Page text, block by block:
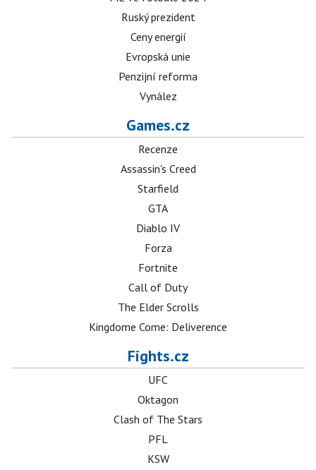
Ruský prezident
Ceny energií
Evropská unie
Penzijní reforma
Vynález
Games.cz
Recenze
Assassin's Creed
Starfield
GTA
Diablo IV
Forza
Fortnite
Call of Duty
The Elder Scrolls
Kingdome Come: Deliverence
Fights.cz
UFC
Oktagon
Clash of The Stars
PFL
KSW